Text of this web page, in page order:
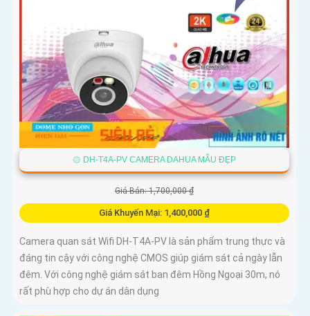
۞ DH-T4A-PV CAMERA DAHUA MẪU ĐẸP
Giá Bán: 1,700,000 ₫
Giá Khuyến Mại: 1,400,000 ₫
Camera quan sát Wifi DH-T4A-PV là sản phẩm trung thực và
đáng tin cậy với công nghệ CMOS giúp giám sát cả ngày lẫn
đêm. Với công nghệ giám sát ban đêm Hồng Ngoại 30m, nó
rất phù hợp cho dự án dân dụng